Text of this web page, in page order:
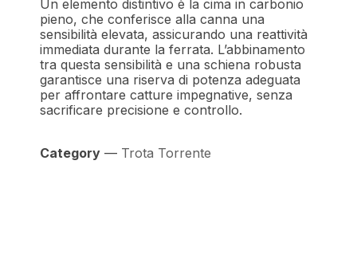
Un elemento distintivo è la cima in carbonio
pieno, che conferisce alla canna una
sensibilità elevata, assicurando una reattività
immediata durante la ferrata. L’abbinamento
tra questa sensibilità e una schiena robusta
garantisce una riserva di potenza adeguata
per affrontare catture impegnative, senza
sacrificare precisione e controllo.
Category — Trota Torrente